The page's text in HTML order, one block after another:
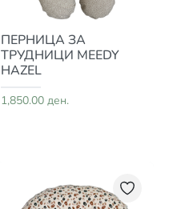
ПЕРНИЦА ЗА
ТРУДНИЦИ MEEDY
HAZEL
1,850.00 ден.